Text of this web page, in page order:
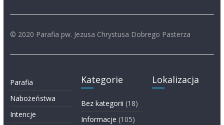
© 2020 Parafia pw. Jezusa Chrystusa Dobrego Pasterza
Parafia
Nabożeństwa
Intencje
Kategorie
Bez kategorii (18)
Informacje (105)
Lokalizacja